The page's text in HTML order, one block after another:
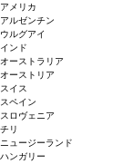
アメリカ
アルゼンチン
ウルグアイ
インド
オーストラリア
オーストリア
スイス
スペイン
スロヴェニア
チリ
ニュージーランド
ハンガリー